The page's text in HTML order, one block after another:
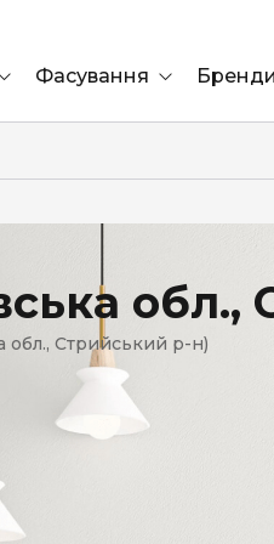
Фасування Бренди
Marshall
Marlboro
обл., Стрийський р-н)